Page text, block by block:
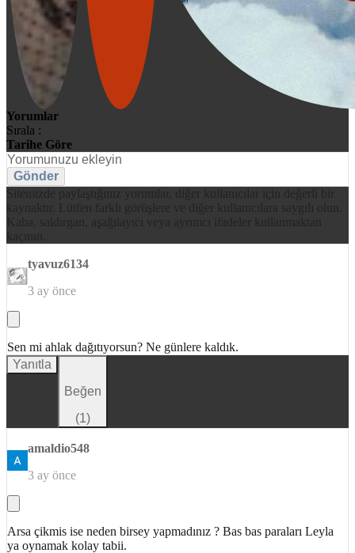
Yorumlar
Sırala :
Tarihe Göre
Gönder
tyavuz6134
3 ay önce
Sen mi ahlak dağıtıyorsun? Ne günlere kaldık.
Yanıtla
Beğen
(1)
amaldio548
3 ay önce
Arsa çikmis ise neden birsey yapmadınız ? Bas bas paraları Leyla
ya oynamak kolay tabii.